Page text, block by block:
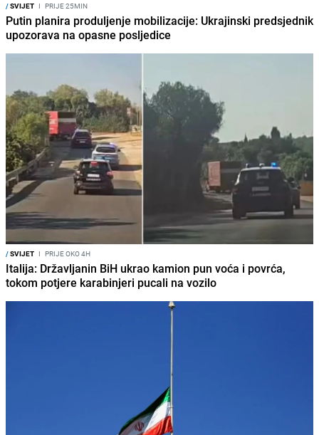
/SVIJET I PRIJE 25MIN
Putin planira produljenje mobilizacije: Ukrajinski predsjednik
upozorava na opasne posljedice
/SVIJET I PRIJE OKO 4H
Italija: Državljanin BiH ukrao kamion pun voća i povrća,
tokom potjere karabinjeri pucali na vozilo